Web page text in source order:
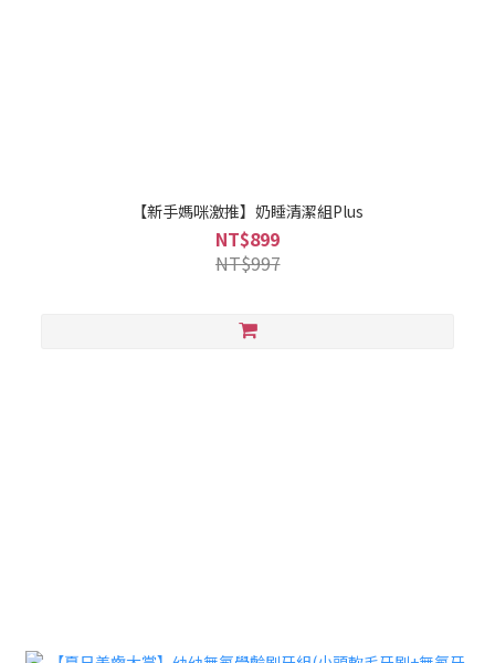
【新手媽咪激推】奶睡清潔組Plus
NT$899
NT$997